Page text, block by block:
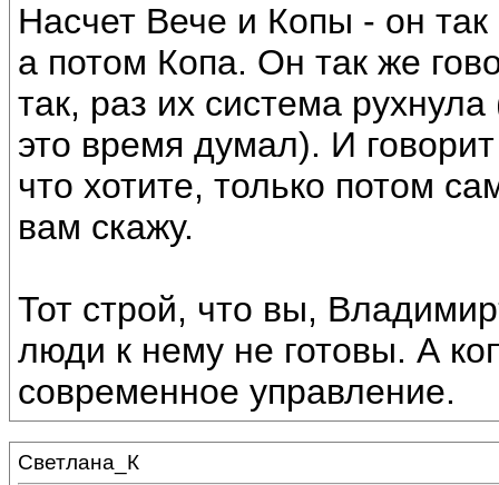
Насчет Вече и Копы - он
а потом Копа. Он так же
так, раз их система
это время думал). И
что хотите, только потом
вам скажу.
Тот строй, что вы,
люди к нему не готовы. А
современное управление.
Светлана_К